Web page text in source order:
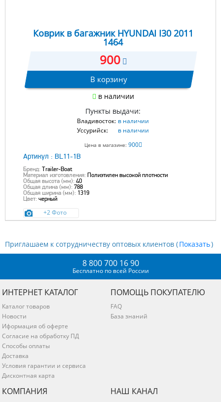
Коврик в багажник HYUNDAI I30 2011
1464
900
В корзину
в наличии
Пункты выдачи:
Владивосток: в наличии
Уссурийск:
в наличии
Цена в магазине: 900
Артикул : BL11-1B
Бренд: Trailer-Boat
Материал изготовления: Полиэтилен высокой плотности
Общая высота (мм): 40
Общая длина (мм): 788
Общая ширина (мм): 1319
Цвет: черный
+2 Фото
Приглашаем к сотрудничеству оптовых клиентов ( )
8 800 700 16 90
Бесплатно по всей России
ИНТЕРНЕТ КАТАЛОГ
Каталог товаров
Новости
Иформация об оферте
Согласие на обработку ПД
Способы оплаты
Доставка
Условия гарантии и сервиса
Дисконтная карта
ПОМОЩЬ ПОКУПАТЕЛЮ
FAQ
База знаний
КОМПАНИЯ НАШ КАНАЛ